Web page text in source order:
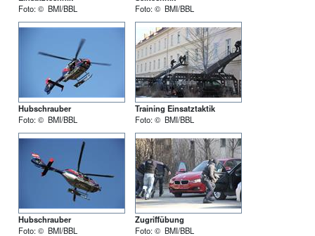
Foto: © BMI/BBL
Foto: © BMI/BBL
Hubschrauber
Foto: © BMI/BBL
Training Einsatztaktik
Foto: © BMI/BBL
Hubschrauber
Foto: © BMI/BBL
Zugriffübung
Foto: © BMI/BBL